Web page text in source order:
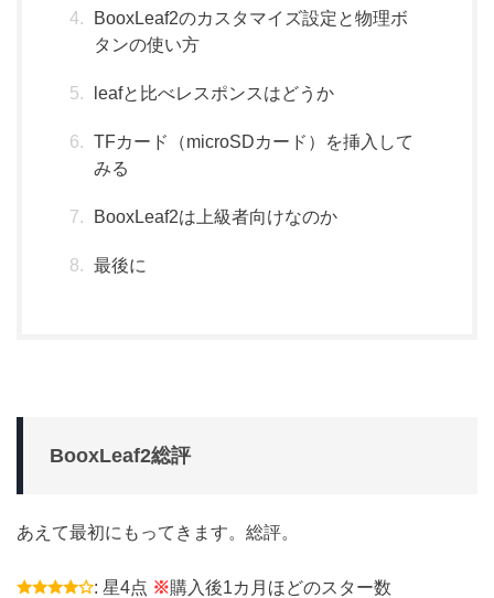
BooxLeaf2のカスタマイズ設定と物理ボ
タンの使い方
leafと比べレスポンスはどうか
TFカード（microSDカード）を挿入して
みる
BooxLeaf2は上級者向けなのか
最後に
BooxLeaf2総評
あえて最初にもってきます。総評。
: 星4点 ※購入後1カ月ほどのスター数